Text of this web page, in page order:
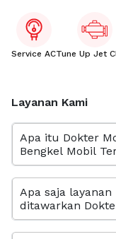
Service ACTune Up Jet
Layanan Kami
Apa itu Dokter
Bengkel Mobil
Apa saja
ditawarkan